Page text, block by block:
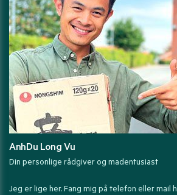
AnhDu Long Vu
Din personlige rådgiver og madentusiast
Jeg er lige her. Fang mig på telefon eller mail